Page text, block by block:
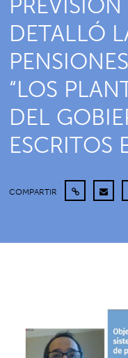
DETALLÓ
“LOS
DEL
ESCRITOS
COMPARTIR